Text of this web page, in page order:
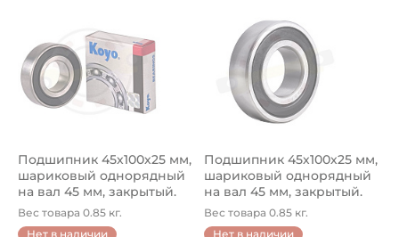
Ширина наружного кольца (С):
25 мм
Тип посадочного отверстия на вал:
Тип наружного кольца:
Цилиндрическое
Вид уплотнения:
Подшипник 45х100х25 мм,
шариковый однорядный
на вал 45 мм, закрытый.
Ар...
Вес товара 0.85 кг.
Нет в наличии
Подшипник 45х100х25 мм,
шариковый однорядный
на вал 45 мм, закрытый.
Ар...
Вес товара 0.85 кг.
Нет в наличии